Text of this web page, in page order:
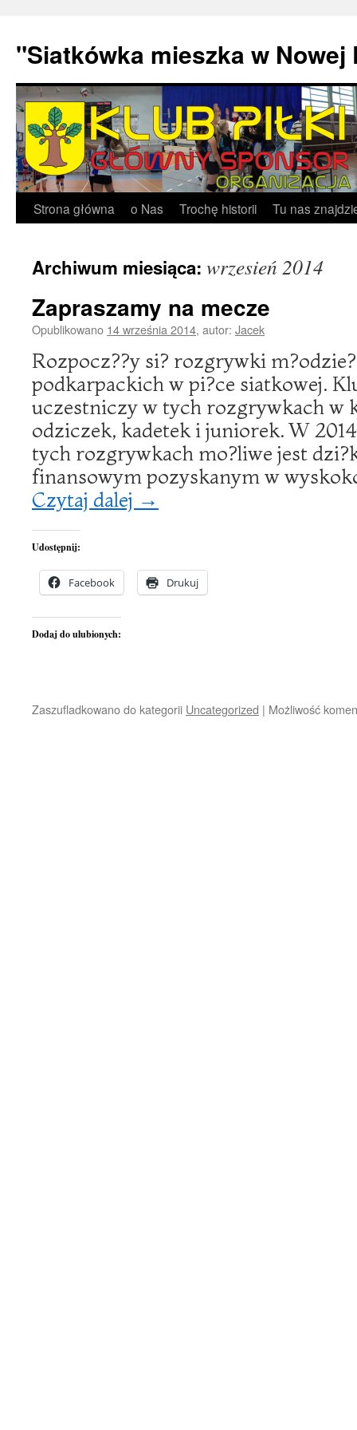
"Siatkówka mieszka w Nowej
Przejdź
treści
Strona główna o Nas Trochę historii Tu nas
Archiwum miesiąca: wrzesień 2014
Zapraszamy na mecze
Opublikowano 14 września 2014, autor: Jacek
Rozpocz??y si? rozgrywki
podkarpackich w pi?ce siatkowej.
uczestniczy w tych rozgrywkach w
odziczek, kadetek i juniorek. W
tych rozgrywkach mo?liwe jest
finansowym pozyskanym w
Czytaj dalej →
Udostępnij:
Facebook Drukuj
Dodaj do ulubionych:
Zaszufladkowano do kategorii Uncategorized | Możliwość